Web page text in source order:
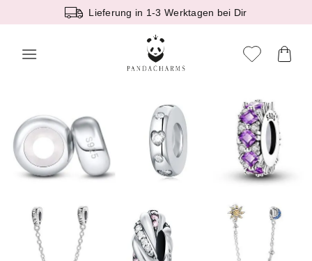
Inhalt
Lieferung in 1-3 Werktagen bei Dir